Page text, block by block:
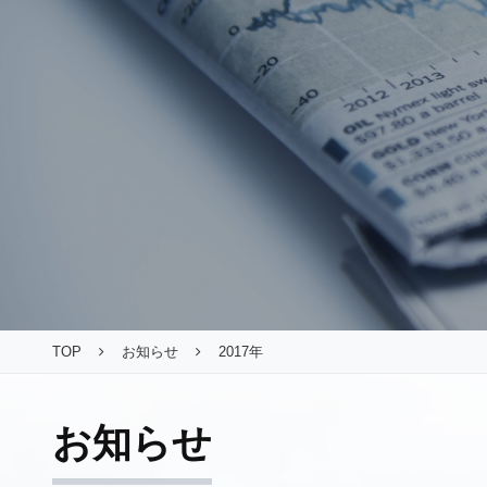
TOP お知らせ 2017年
お知らせ